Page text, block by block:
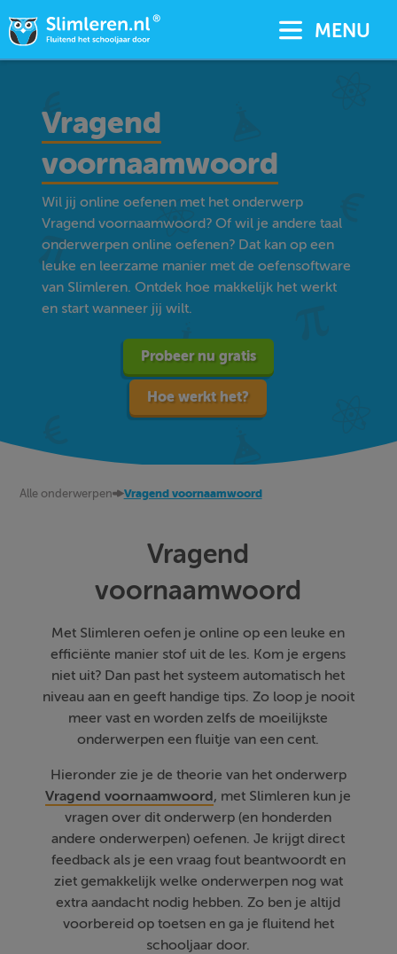
MENU
Vragend
voornaamwoord
Wil jij online oefenen met het onderwerp
Vragend voornaamwoord? Of wil je andere taal
onderwerpen online oefenen? Dat kan op een
leuke en leerzame manier met de oefensoftware
van Slimleren. Ontdek hoe makkelijk het werkt
en start wanneer jij wilt.
Probeer nu gratis
Hoe werkt het?
Alle onderwerpen Vragend voornaamwoord
Vragend
voornaamwoord
Met Slimleren oefen je online op een leuke en
efficiënte manier stof uit de les. Kom je ergens
niet uit? Dan past het systeem automatisch het
niveau aan en geeft handige tips. Zo loop je nooit
meer vast en worden zelfs de moeilijkste
onderwerpen een fluitje van een cent.
Hieronder zie je de theorie van het onderwerp
Vragend voornaamwoord, met Slimleren kun je
vragen over dit onderwerp (en honderden
andere onderwerpen) oefenen. Je krijgt direct
feedback als je een vraag fout beantwoordt en
ziet gemakkelijk welke onderwerpen nog wat
extra aandacht nodig hebben. Zo ben je altijd
voorbereid op toetsen en ga je fluitend het
schooljaar door.